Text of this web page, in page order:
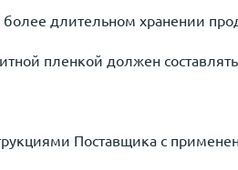
длительном хранении
пленкой должен
Поставщика с